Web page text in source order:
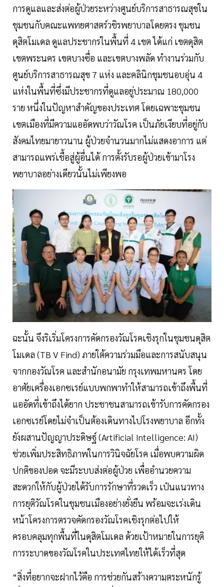
การดูแลและส่งต่อผู้ป่วยระหว่างศูนย์บริการสาธารณสุขใน
ชุมชนกับคณะแพทยศาสตร์วชิรพยาบาลโดยตรง ชุมชน
ดุสิตโมเดล ดูแลประชากรในพื้นที่ 4 เขต ได้แก่ เขตดุสิต
เขตพระนคร เขตบางซื่อ และเขตบางพลัด ทำงานร่วมกับ
ศูนย์บริการสาธารณสุข 7 แห่ง และคลินิกชุมชนอบอุ่น 4
แห่งในพื้นที่ซึ่งมีประชากรที่ดูแลอยู่ประมาณ 180,000
ราย หนึ่งในปัญหาสำคัญของประเทศ โดยเฉพาะชุมชน
เขตเมืองที่มีความแออัดพบว่าวัณโรค เป็นภัยเงียบที่อยู่กับ
สังคมไทยมายาวนาน ผู้ป่วยจำนวนมากไม่แสดงอาการ แต่
สามารถแพร่เชื้อสู่ผู้อื่นได้ การตั้งรับรอผู้ป่วยเข้ามาโรง
พยาบาลอย่างเดียวนั้นไม่เพียงพอ
ฉะนั้น จึงริเริ่มโครงการคัดกรองวัณโรคเชิงรุกในชุมชนดุสิต
โมเดล (TB V Find) ภายใต้ความร่วมมือและการสนับสนุน
จากกองวัณโรค และสำนักอนามัย กรุงเทพมหานคร โดย
อาศัยเครื่องเอกซเรย์แบบพกพาทำให้สามารถเข้าถึงพื้นที่
แออัดที่เข้าถึงได้ยาก ประชาชนสามารถเข้ารับการคัดกรอง
เอกซเรย์โดยไม่จำเป็นต้องเดินทางไปโรงพยาบาล อีกทั้ง
ยังผสานปัญญาประดิษฐ์ (Artificial Intelligence: AI)
ช่วยเพิ่มประสิทธิภาพในการวินิจฉัยโรค เมื่อพบความผิด
ปกติของปอด จะมีระบบส่งต่อผู้ป่วย เพื่ออำนวยความ
สะดวกให้กับผู้ป่วยได้รับการรักษาที่รวดเร็ว เป๋นแนวทาง
การยุติวัณโรคในชุมชนเมืองอย่างยั่งยืน พร้อมจะเร่งเดิน
หน้าโครงการตรวจคัดกรองวัณโรคเชิงรุกต่อไปให้
ครอบคลุมทุกพื้นที่ในดุสิตโมเดล ด้วยเป้าหมายในการยุติ
การระบาดของวัณโรคในประเทศไทยให้ได้เร็วที่สุด
“สิ่งที่อยากจะฝากไว้คือ การช่วยกันสร้างความตระหนักรู้